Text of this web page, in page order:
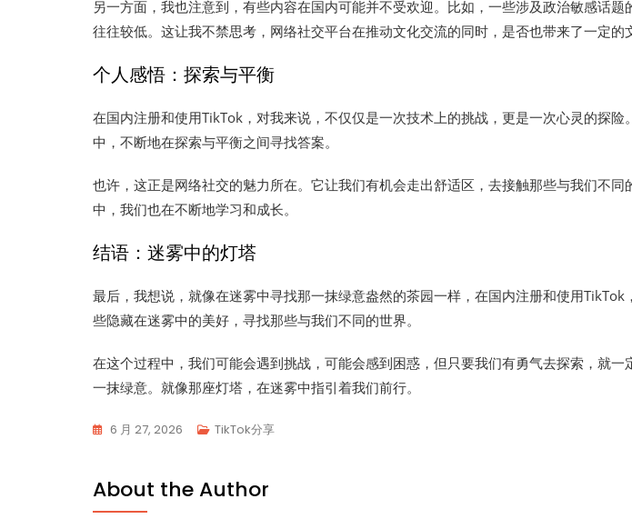
另一方面，我也注意到，有些内容在国内可能并不受欢迎。比如，一些涉及政治敏感话题
往往较低。这让我不禁思考，网络社交平台在推动文化交流的同时，是否也带来了一定的
个人感悟：探索与平衡
在国内注册和使用TikTok，对我来说，不仅仅是一次技术上的挑战，更是一次心灵的探险
中，不断地在探索与平衡之间寻找答案。
也许，这正是网络社交的魅力所在。它让我们有机会走出舒适区，去接触那些与我们不同
中，我们也在不断地学习和成长。
结语：迷雾中的灯塔
最后，我想说，就像在迷雾中寻找那一抹绿意盎然的茶园一样，在国内注册和使用TikTok
些隐藏在迷雾中的美好，寻找那些与我们不同的世界。
在这个过程中，我们可能会遇到挑战，可能会感到困惑，但只要我们有勇气去探索，就一
一抹绿意。就像那座灯塔，在迷雾中指引着我们前行。
6 月 27, 2026 TikTok分享
About the Author